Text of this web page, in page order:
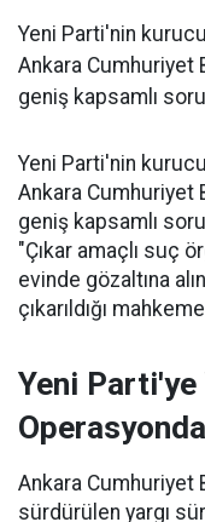
Yeni Parti'nin
Ankara Cumhuriyet
geniş kapsamlı
Yeni Parti'nin
Ankara Cumhuriyet
geniş kapsamlı
"Çıkar amaçlı suç
evinde gözaltına
çıkarıldığı
Yeni
Ankara Cumhuriyet
sürdürülen yargı